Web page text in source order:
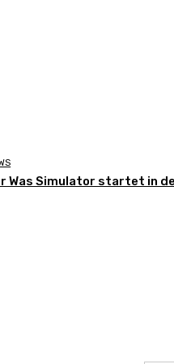
Was Simulator startet in